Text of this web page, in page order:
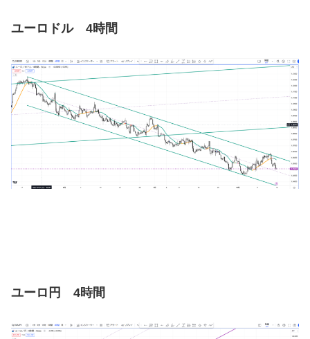
ユーロドル 4時間
ユーロ円 4時間